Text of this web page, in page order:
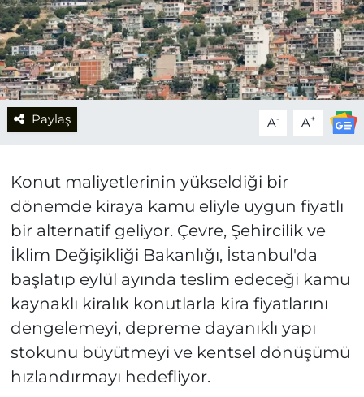
Paylaş A- A+
Konut maliyetlerinin yükseldiği bir
dönemde kiraya kamu eliyle uygun fiyatlı
bir alternatif geliyor. Çevre, Şehircilik ve
İklim Değişikliği Bakanlığı, İstanbul'da
başlatıp eylül ayında teslim edeceği kamu
kaynaklı kiralık konutlarla kira fiyatlarını
dengelemeyi, depreme dayanıklı yapı
stokunu büyütmeyi ve kentsel dönüşümü
hızlandırmayı hedefliyor.